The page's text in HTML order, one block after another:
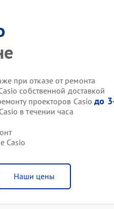
при отказе от ремонта
собственной доставкой
проекторов Casioдо
в течении часа
Casio
Наши цены